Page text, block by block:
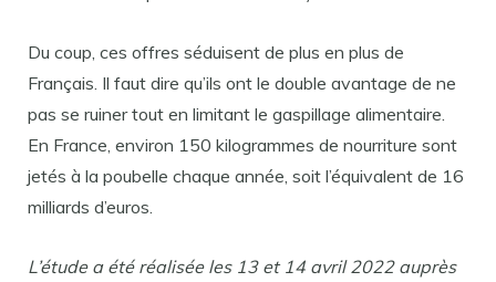
Du coup, ces offres séduisent de plus en plus de
Français. Il faut dire qu’ils ont le double avantage de ne
pas se ruiner tout en limitant le gaspillage alimentaire.
En France, environ 150 kilogrammes de nourriture sont
jetés à la poubelle chaque année, soit l’équivalent de 16
milliards d’euros.
L’étude a été réalisée les 13 et 14 avril 2022 auprès